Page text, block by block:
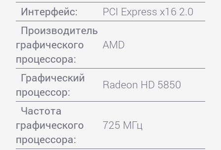
Интерфейс:
PCI Express x16 2.0
Производитель
графического
процессора:
AMD
Графический
процессор:
Radeon HD 5850
Частота
графического
процессора:
725 МГц